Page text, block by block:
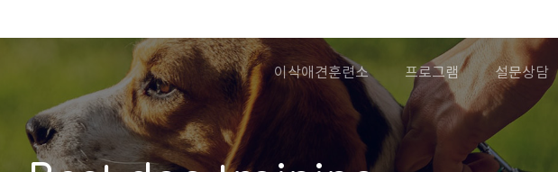
이삭애견훈련소 프로그램 설문상담